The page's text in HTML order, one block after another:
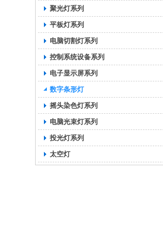
聚光灯系列
平板灯系列
电脑切割灯系列
控制系统设备系列
电子显示屏系列
数字条形灯
摇头染色灯系列
电脑光束灯系列
投光灯系列
太空灯